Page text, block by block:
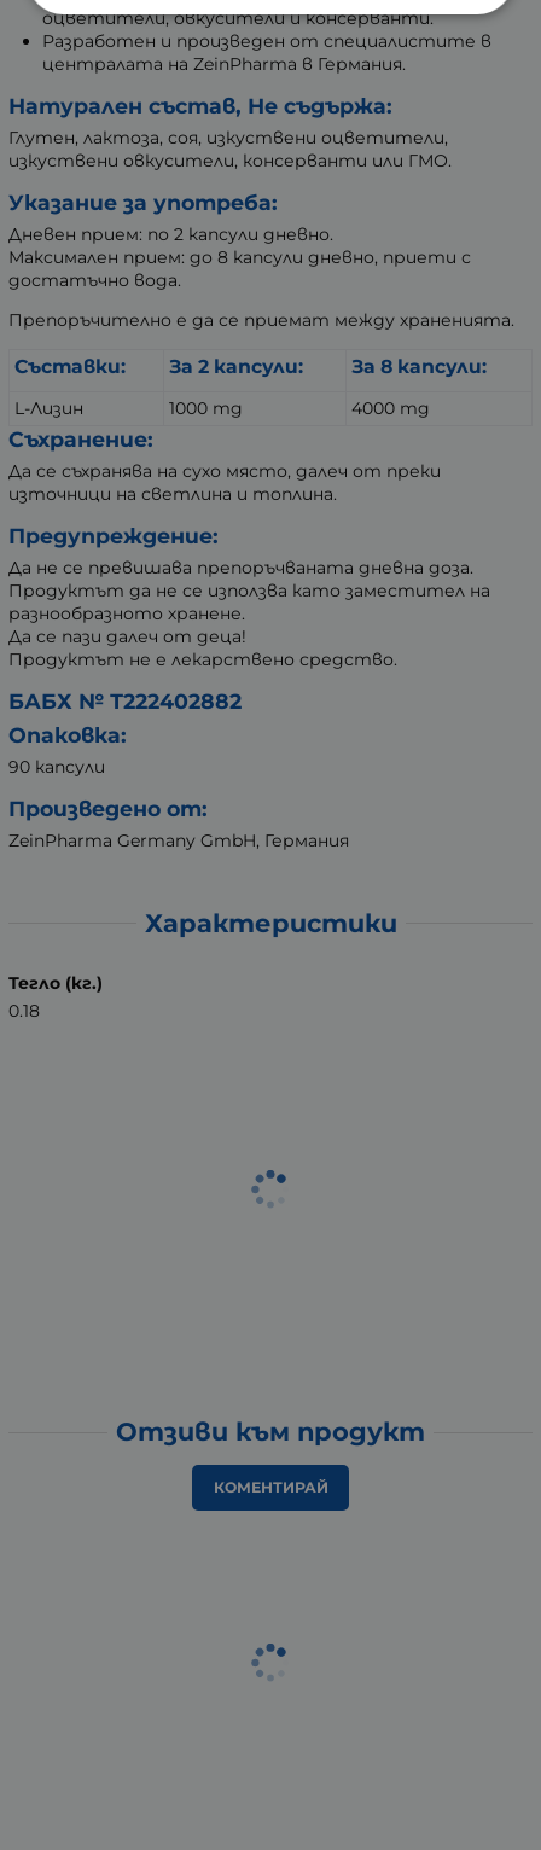
оцветители, овкусители и консерванти.
Разработен и произведен от специалистите в
централата на ZeinPharma в Германия.
Натурален състав, Не съдържа:
Глутен, лактоза, соя, изкуствени оцветители,
изкуствени овкусители, консерванти или ГМО.
Указание за употреба:
Дневен прием: по 2 капсули дневно.
Максимален прием: до 8 капсули дневно, приети с
достатъчно вода.
Препоръчително е да се приемат между храненията.
Съставки: За 2 капсули: За 8 капсули:
L-Лизин 1000 mg 4000 mg
Съхранение:
Да се съхранява на сухо място, далеч от преки
източници на светлина и топлина.
Предупреждение:
Да не се превишава препоръчваната дневна доза.
Продуктът да не се използва като заместител на
разнообразното хранене.
Да се пази далеч от деца!
Продуктът не е лекарствено средство.
БАБХ № Т222402882
Опаковка:
90 капсули
Произведено от:
ZeinPharma Germany GmbH, Германия
Характеристики
Тегло (кг.)
0.18
Отзиви към продукт
КОМЕНТИРАЙ